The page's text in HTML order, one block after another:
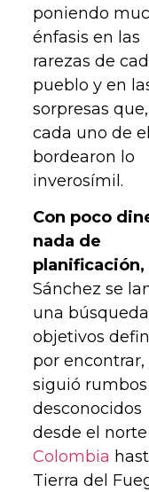
poniendo
énfasis en las
rarezas de
pueblo y en
sorpresas
cada uno de
bordearon lo
inverosímil.
Con poco
nada de
planificación,
Sánchez se
una
objetivos
por encontrar,
siguió rumbos
desconocidos
desde el
Colombia
Tierra del